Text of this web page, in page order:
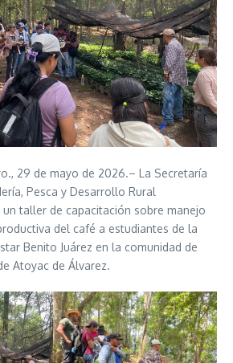
29 de mayo de 2026.– La Secretaría
Pesca y Desarrollo Rural
taller de capacitación sobre manejo
del café a estudiantes de la
Benito Juárez en la comunidad de
Atoyac de Álvarez.